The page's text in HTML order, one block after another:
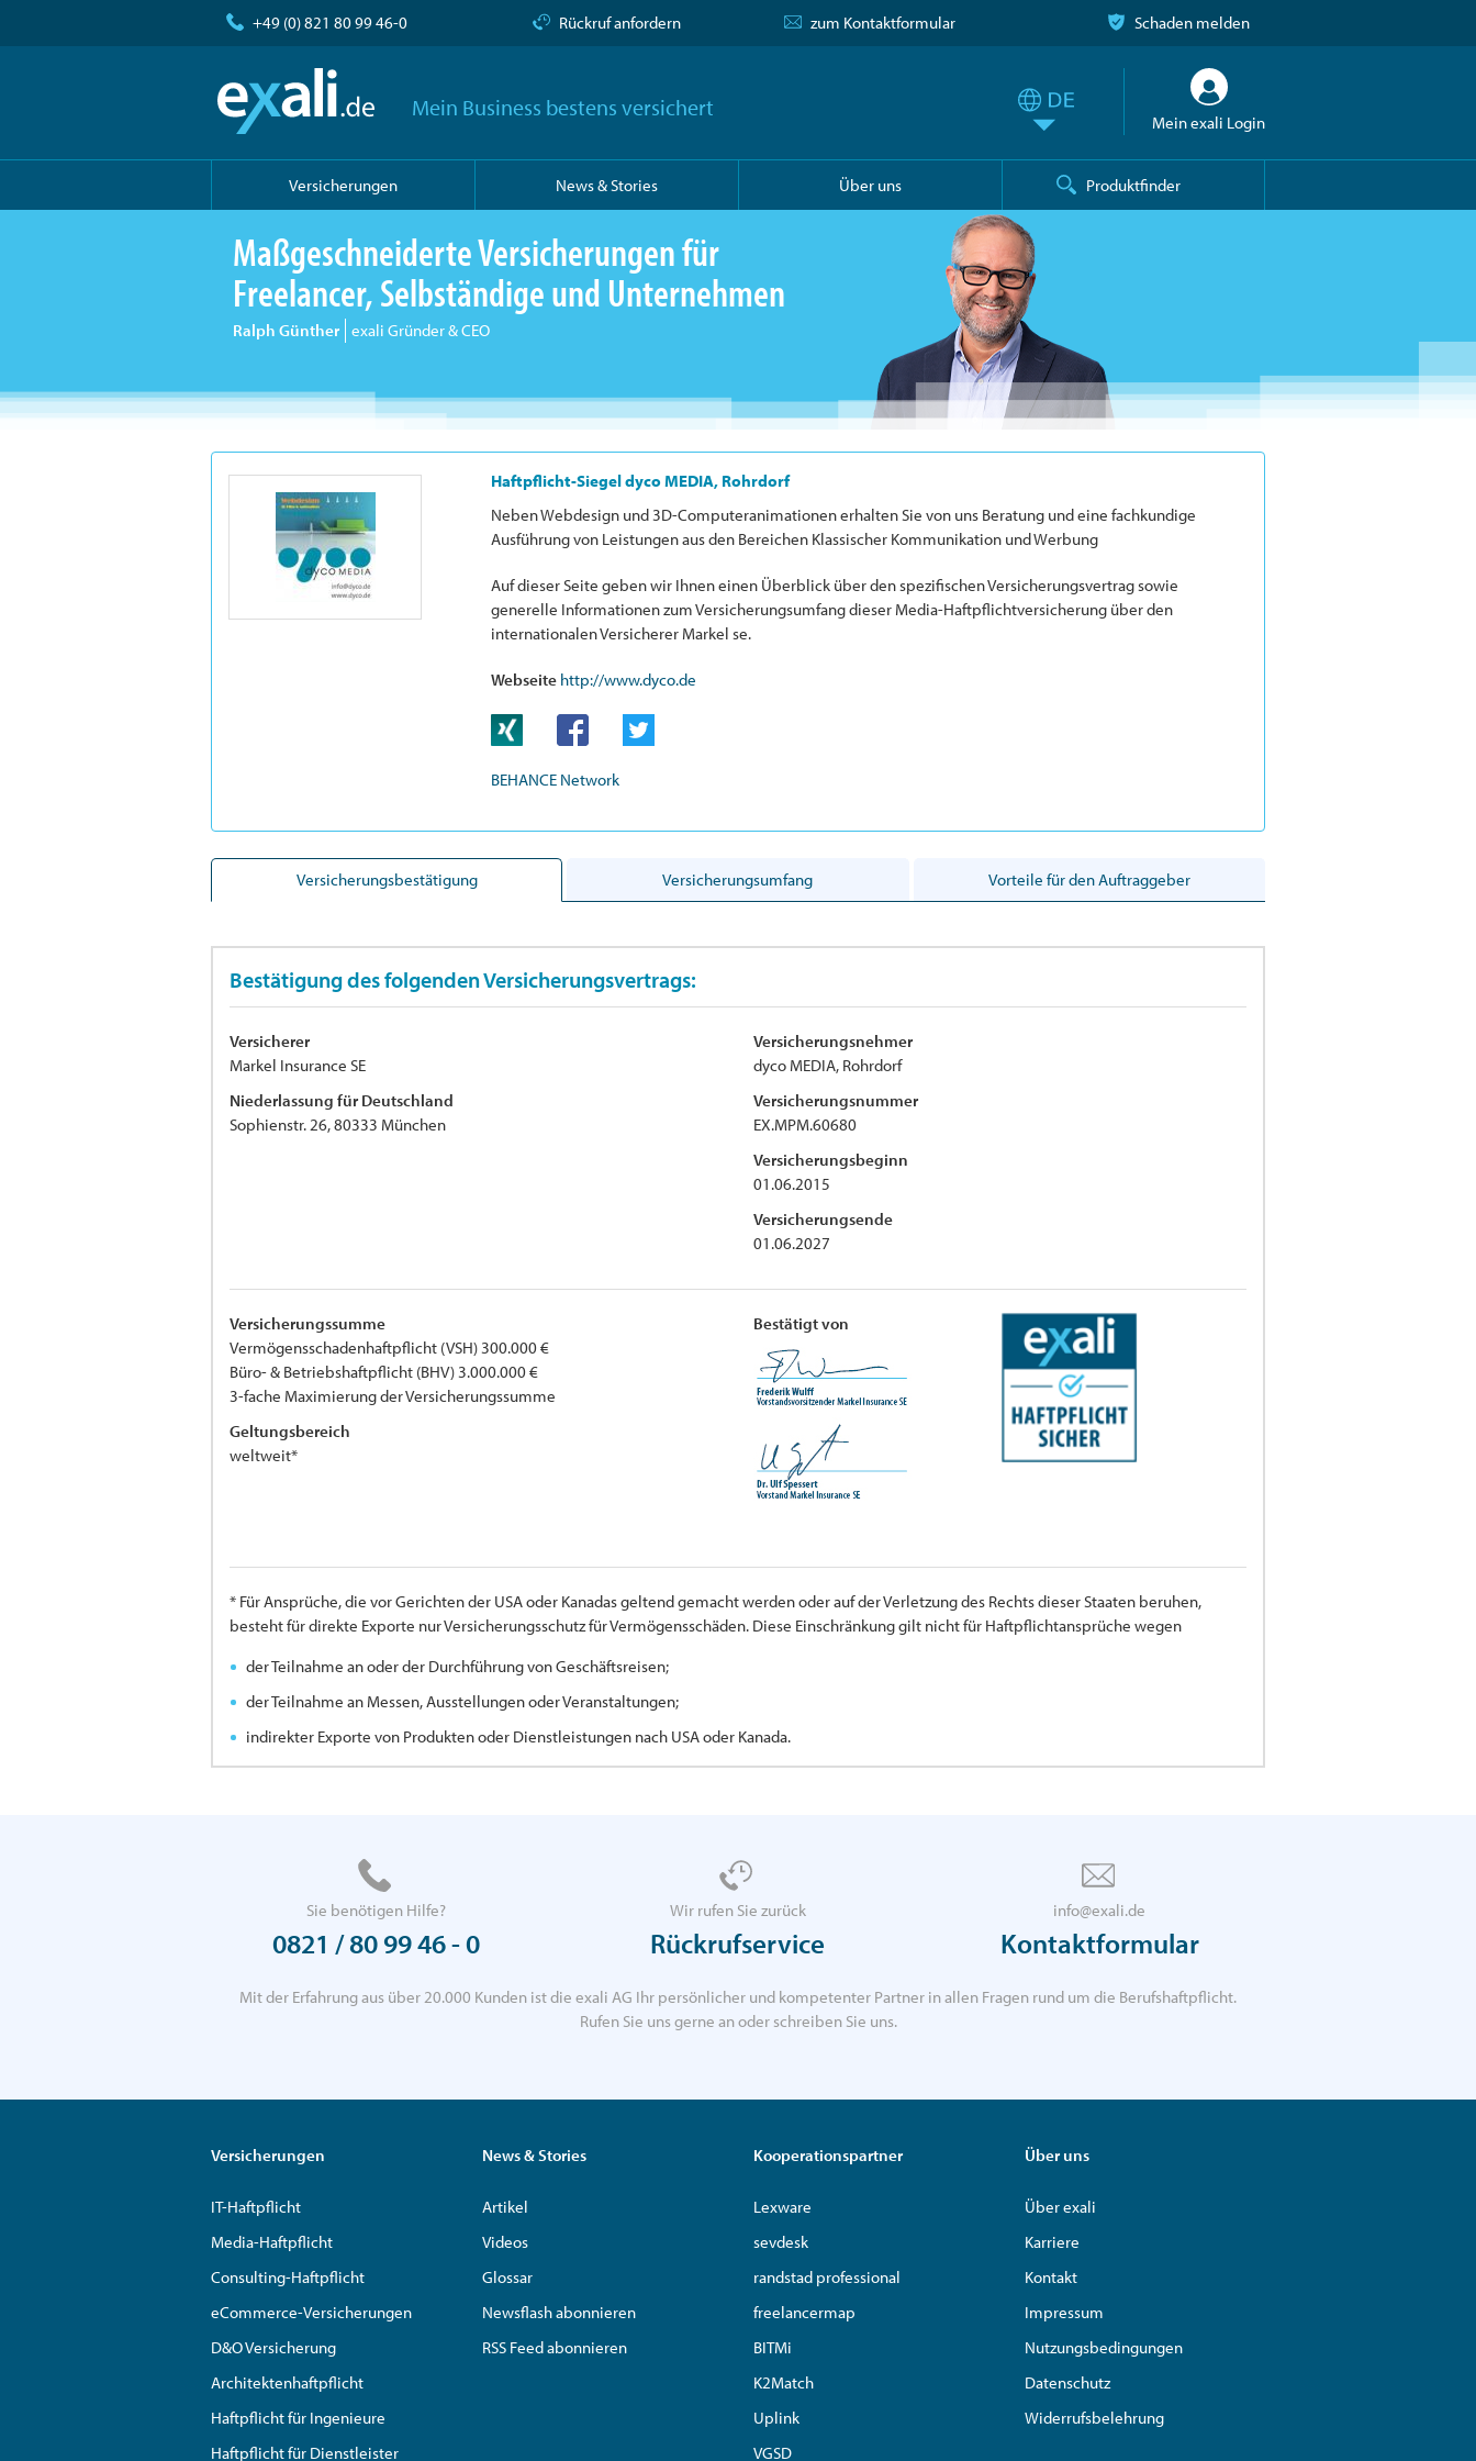
+49 (0) 821 80 99 46-0 Rückruf anfordern zum Kontaktformular Schaden melden
Mein Business bestens versichert
Mein exali Login
Versicherungen News & Stories Über uns Produktfinder
Maßgeschneiderte Versicherungen für
Freelancer, Selbständige und Unternehmen
Ralph Günther exali Gründer & CEO
Haftpflicht-Siegel dyco MEDIA, Rohrdorf
Neben Webdesign und 3D-Computeranimationen erhalten Sie von uns Beratung und eine fachkundige
Ausführung von Leistungen aus den Bereichen Klassischer Kommunikation und Werbung
Auf dieser Seite geben wir Ihnen einen Überblick über den spezifischen Versicherungsvertrag sowie
generelle Informationen zum Versicherungsumfang dieser Media-Haftpflichtversicherung über den
internationalen Versicherer Markel se.
Webseite http://www.dyco.de
BEHANCE Network
Versicherungsbestätigung Versicherungsumfang Vorteile für den Auftraggeber
Bestätigung des folgenden Versicherungsvertrags:
Versicherer
Markel Insurance SE
Niederlassung für Deutschland
Sophienstr. 26, 80333 München
Versicherungsnehmer
dyco MEDIA, Rohrdorf
Versicherungsnummer
EX.MPM.60680
Versicherungsbeginn
01.06.2015
Versicherungsende
01.06.2027
Versicherungssumme
Vermögensschadenhaftpflicht (VSH) 300.000 €
Büro- & Betriebshaftpflicht (BHV) 3.000.000 €
3-fache Maximierung der Versicherungssumme
Geltungsbereich
weltweit*
Bestätigt von
* Für Ansprüche, die vor Gerichten der USA oder Kanadas geltend gemacht werden oder auf der Verletzung des Rechts dieser Staaten beruhen,
besteht für direkte Exporte nur Versicherungsschutz für Vermögensschäden. Diese Einschränkung gilt nicht für Haftpflichtansprüche wegen
der Teilnahme an oder der Durchführung von Geschäftsreisen;
der Teilnahme an Messen, Ausstellungen oder Veranstaltungen;
indirekter Exporte von Produkten oder Dienstleistungen nach USA oder Kanada.
Sie benötigen Hilfe?
0821 / 80 99 46 - 0
Wir rufen Sie zurück
Rückrufservice
info@exali.de
Kontaktformular
Mit der Erfahrung aus über 20.000 Kunden ist die exali AG Ihr persönlicher und kompetenter Partner in allen Fragen rund um die Berufshaftpflicht.
Rufen Sie uns gerne an oder schreiben Sie uns.
Versicherungen
IT-Haftpflicht
Media-Haftpflicht
Consulting-Haftpflicht
eCommerce-Versicherungen
D&O Versicherung
Architektenhaftpflicht
Haftpflicht für Ingenieure
Haftpflicht für Dienstleister
News & Stories
Artikel
Videos
Glossar
Newsflash abonnieren
RSS Feed abonnieren
Kooperationspartner
Lexware
sevdesk
randstad professional
freelancermap
BITMi
K2Match
Uplink
VGSD
Über uns
Über exali
Karriere
Kontakt
Impressum
Nutzungsbedingungen
Datenschutz
Widerrufsbelehrung